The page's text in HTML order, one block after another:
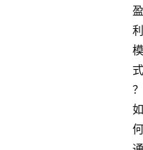
盈
利
模
式
？
如
何